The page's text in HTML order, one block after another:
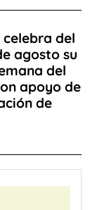
celebra del
agosto su
del
apoyo de
de